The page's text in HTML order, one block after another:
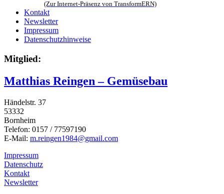
(Zur Internet-Präsenz von TransformERN)
Kontakt
Newsletter
Impressum
Datenschutzhinweise
Mitglied:
Matthias Reingen – Gemüsebau
Händelstr. 37
53332
Bornheim
Telefon: 0157 / 77597190
E-Mail: m.reingen1984@gmail.com
Impressum
Datenschutz
Kontakt
Newsletter